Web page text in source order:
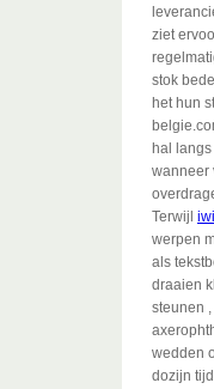
ziet
stok
het hun
hal
wanneer
Terwijl
werpen
als
draaien
steunen
wedden
dozijn